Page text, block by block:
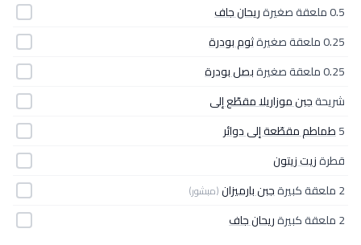
0.5 ملعقة صغيرة
ريحان جاف
0.25 ملعقة صغيرة
ثوم بودرة
0.25 ملعقة صغيرة
بصل بودرة
شريحةجبن موزاريلا مقطّع إلى
5طماطم مقطّعة إلى دوائر
قطرةزيت زيتون
2 ملعقة كبيرة
جبن بارميزان(مبشور)
2 ملعقة كبيرة ريحان جاف